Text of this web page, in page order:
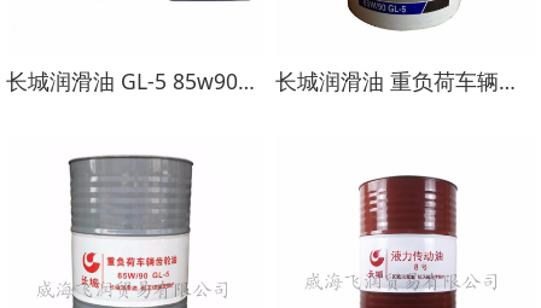
长城润滑油 GL-5 85w90重负荷车辆齿轮油 长城润滑油 重负荷车辆齿轮油GL-5 85W90